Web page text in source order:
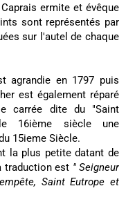
ermite et évêque
sont représentés par
sur l'autel de chaque
agrandie en 1797 puis
est également réparé
carrée dite du "Saint
16ième siècle une
15ieme Siècle.
la plus petite datant de
traduction est " Seigneur
Saint Eutrope et